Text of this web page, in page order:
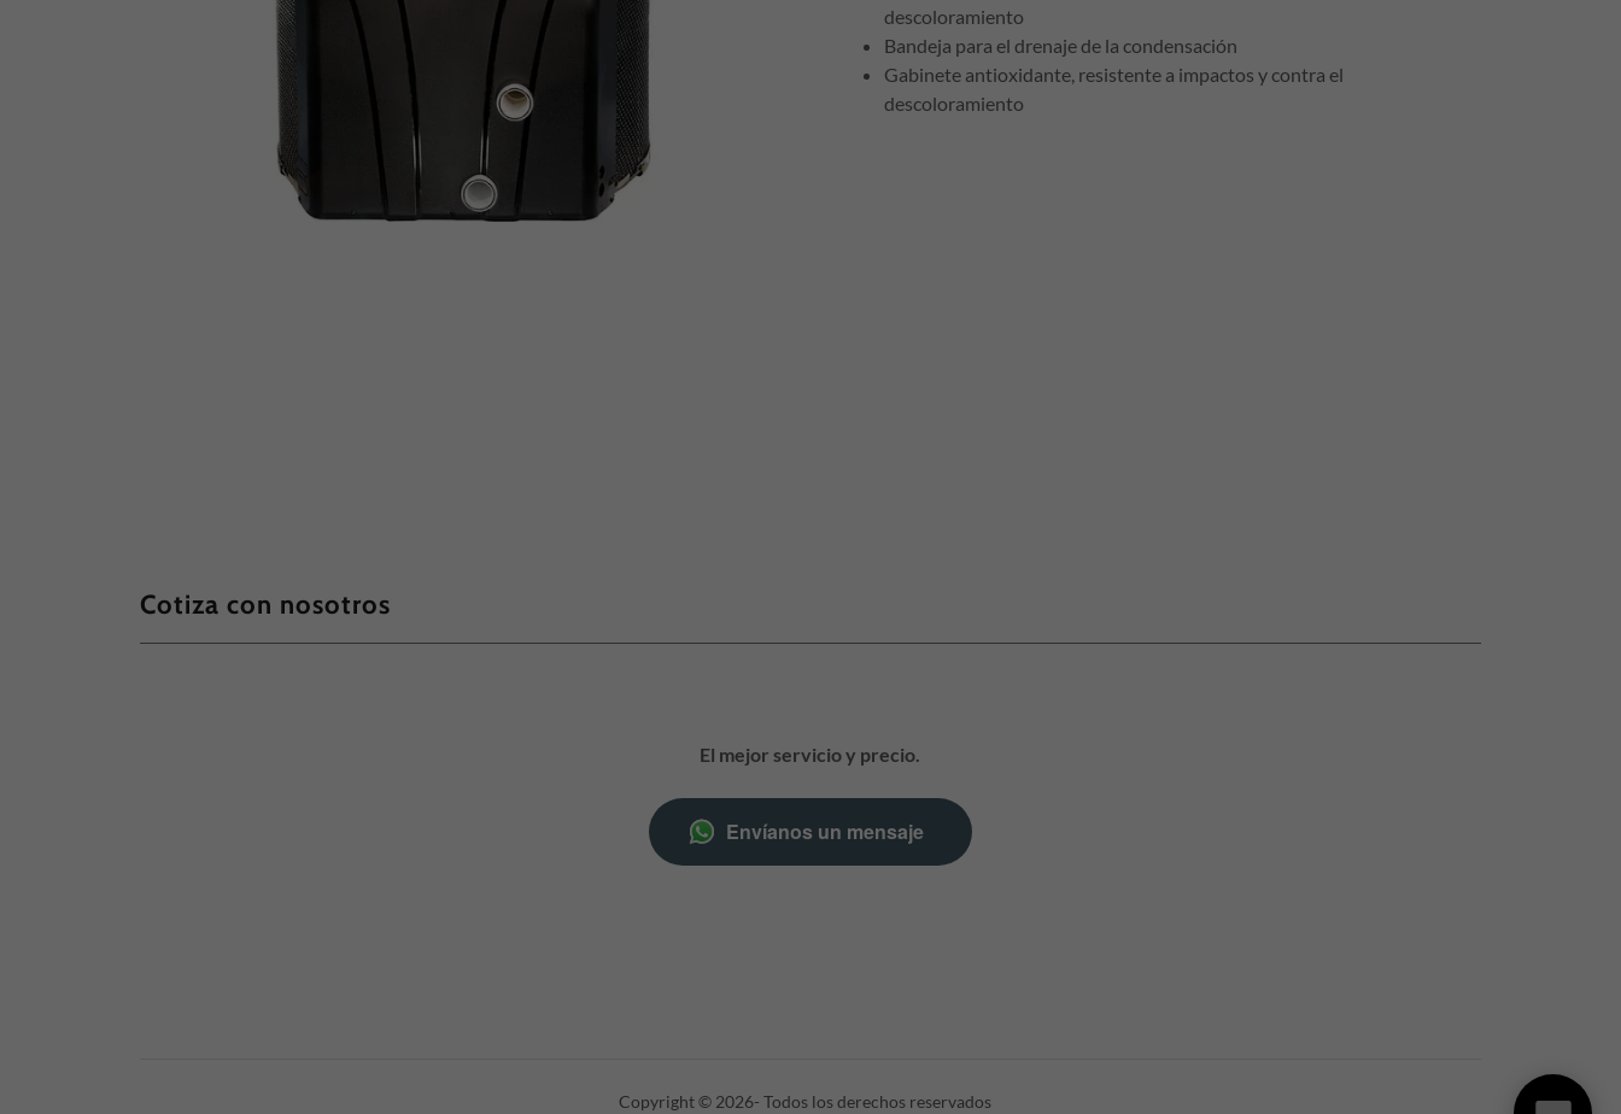
descoloramiento
Bandeja para el drenaje de la condensación
Gabinete antioxidante, resistente a impactos y contra el
descoloramiento
Cotiza con nosotros
El mejor servicio y precio.
Envíanos un mensaje
Copyright © 2026- Todos los derechos reservados